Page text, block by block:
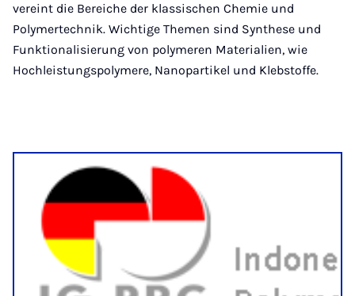
vereint die Bereiche der klassischen Chemie und
Polymertechnik. Wichtige Themen sind Synthese und
Funktionalisierung von polymeren Materialien, wie
Hochleistungspolymere, Nanopartikel und Klebstoffe.